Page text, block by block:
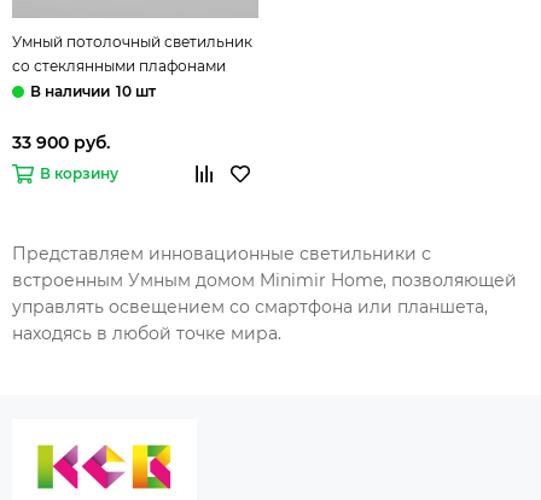
Умный потолочный светильник
со стеклянными плафонами
12*G9 a072017 302001/12 латунь
10 шт
33 900 руб.
В корзину
Представляем инновационные светильники с
встроенным Умным домом Minimir Home, позволяющей
управлять освещением со смартфона или планшета,
находясь в любой точке мира.